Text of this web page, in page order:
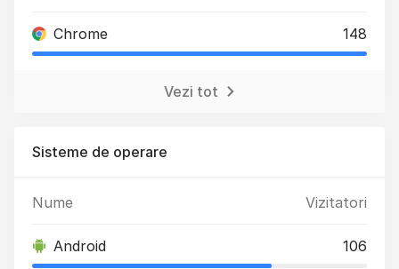
Chrome 148
Vezi tot
Sisteme de operare
Nume Vizitatori
Android 106